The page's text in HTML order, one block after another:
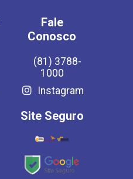
Fale
Conosco
(81) 3788-
1000
Instagram
Site Seguro